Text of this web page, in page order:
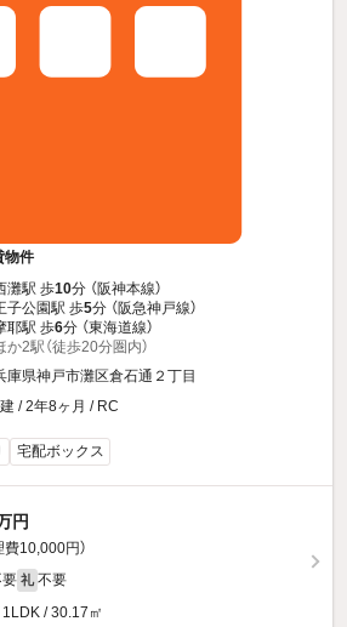
物件
灘駅 歩10分 （阪神本線）
子公園駅 歩5分 （阪急神戸線）
耶駅 歩6分 （東海道線）
か2駅（徒歩20分圏内）
庫県神戸市灘区倉石通２丁目
/ 2年8ヶ月 / RC
宅配ボックス
円
費10,000円）
要 礼 不要
/ 30.17㎡